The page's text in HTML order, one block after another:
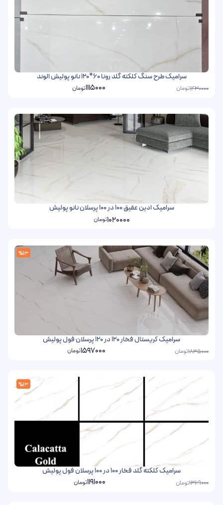
سرامیک طرح سنگ کلکته گلد رونا 60*120 نانو پولیش الوند
1430000تومان 1115000تومان
سرامیک ادین عقیق 100 در 100 پرسلان نانو پولیش
1020000تومان
%13
سرامیک کریستال فخار 120 در 120 پرسلان فول پولیش
1835000تومان 1597000تومان
%13
سرامیک کلکته گلد فخار 100 در 100 پرسلان فول پولیش
1369000تومان 1191000تومان